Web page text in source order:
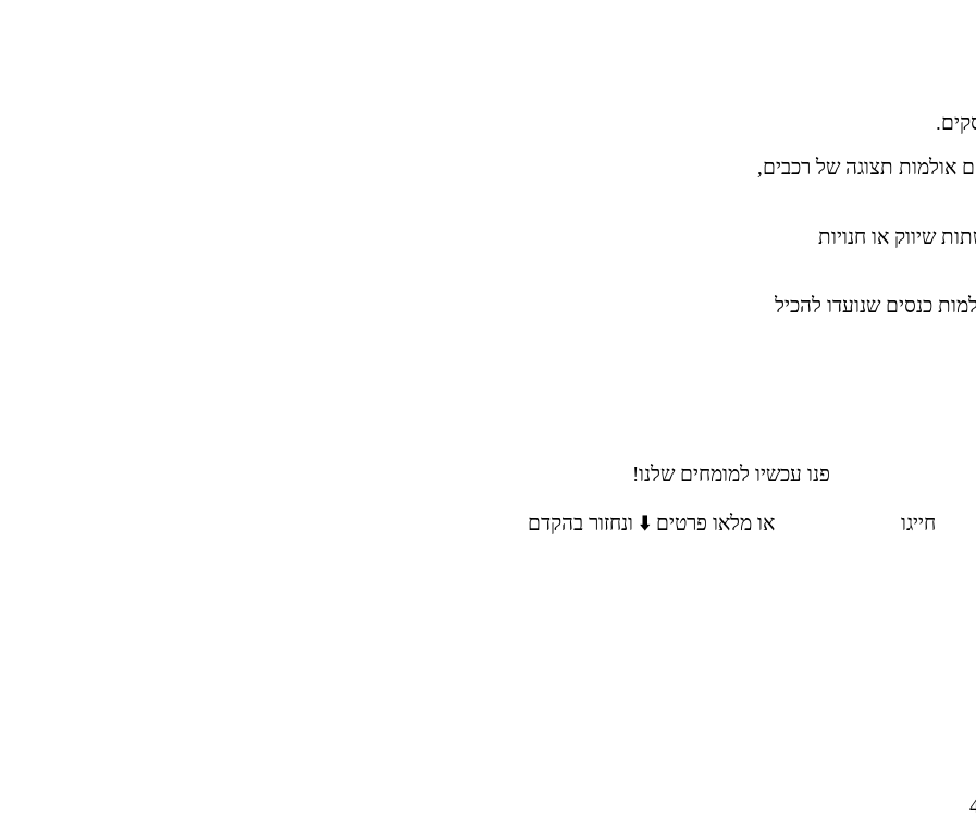
אולמות תצוגה של רכבים,
שיווק או חנויות
כנסים שנועדו להכיל
פנו עכשיו למומחים שלנו!
חייגו או מלאו פרטים ⬇️ ונחזור בהקדם